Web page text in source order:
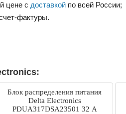
цене с доставкой по всей России;
фактуры.
Блок распределения питания
Delta Electronics
PDUA317DSA23501 32 А